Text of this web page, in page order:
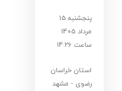
پنجشنبه 15
مرداد 1405
ساعت 14:26
استان خراسان
رضوی - مشهد